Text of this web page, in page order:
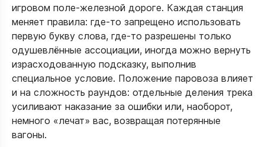
игровом поле‑железной дороге. Каждая станция
меняет правила: где‑то запрещено использовать
первую букву слова, где‑то разрешены только
одушевлённые ассоциации, иногда можно вернуть
израсходованную подсказку, выполнив
специальное условие. Положение паровоза влияет
и на сложность раундов: отдельные деления трека
усиливают наказание за ошибки или, наоборот,
немного «лечат» вас, возвращая потерянные
вагоны.​​